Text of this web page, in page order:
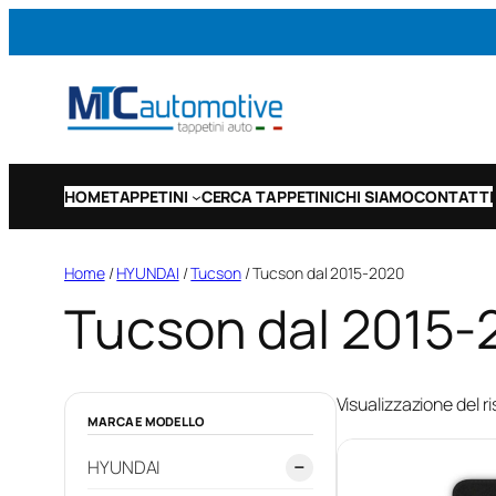
HOMETAPPETINI CERCA TAPPETINICHI SIAMOCONTATTI
Home/HYUNDAI /Tucson/ Tucson dal 2015-2020
Tucson dal 2015-
MARCA E MODELLO
−
HYUNDAI
Visualizzazione del